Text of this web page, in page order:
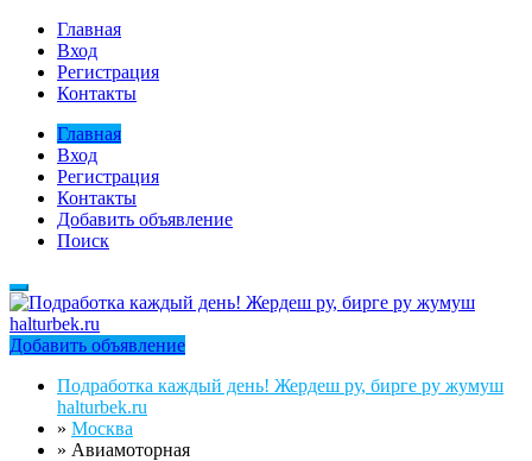
Главная
Вход
Регистрация
Контакты
Главная
Вход
Регистрация
Контакты
Добавить объявление
Поиск
Добавить объявление
Подработка каждый день! Жердеш ру, бирге ру жумуш
halturbek.ru
» Москва
» Авиамоторная